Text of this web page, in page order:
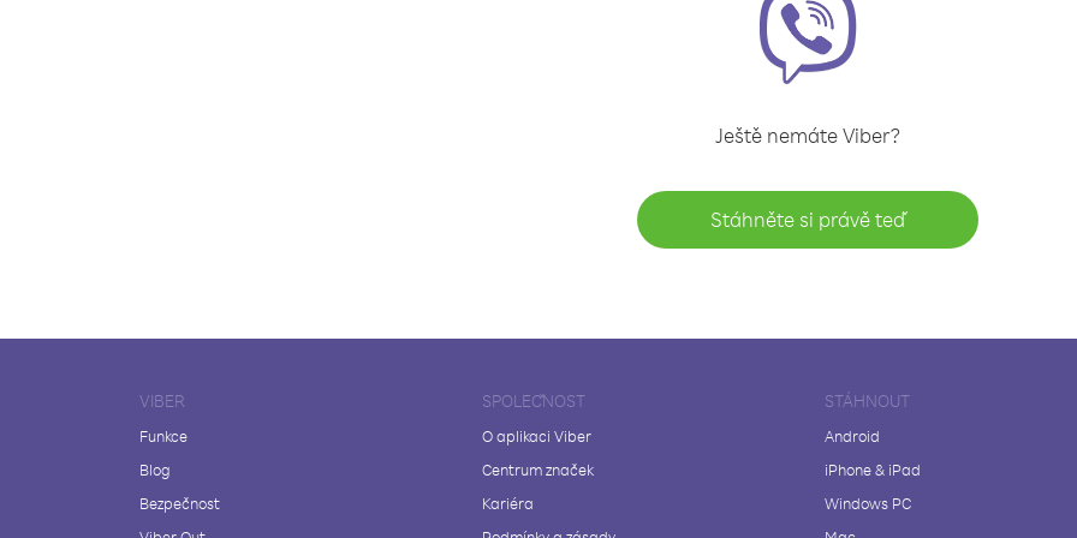
Ještě nemáte Viber?
Stáhněte si právě teď
VIBER
Funkce
Blog
Bezpečnost
SPOLEČNOST
O aplikaci Viber
Centrum značek
Kariéra
STÁHNOUT
Android
iPhone & iPad
Windows PC